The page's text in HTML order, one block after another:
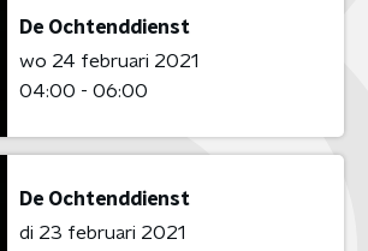
De Ochtenddienst
wo 24 februari 2021
04:00 - 06:00
De Ochtenddienst
di 23 februari 2021